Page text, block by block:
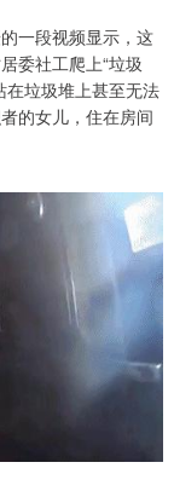
一段视频显示，这
委社工爬上“垃圾
在垃圾堆上甚至无法
的女儿，住在房间